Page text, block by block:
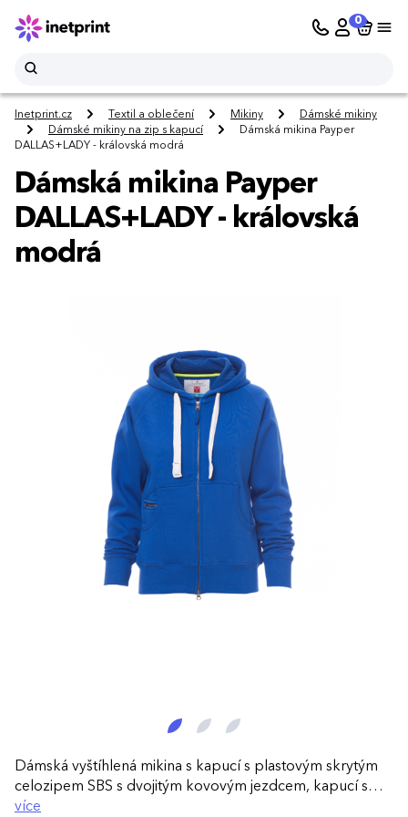
0
Inetprint.cz Textil a oblečení Mikiny
Dámské mikiny
Dámské mikiny na zip s kapucí
Dámská mikina Payper
DALLAS+LADY - královská modrá
Dámská mikina Payper
DALLAS+LADY - královská
modrá
Dámská vyštíhlená mikina s kapucí s plastovým skrytým
celozipem SBS s dvojitým kovovým jezdcem, kapucí s
dvojitým prošitím, bílá stahovací šňůrka se sladěným
více